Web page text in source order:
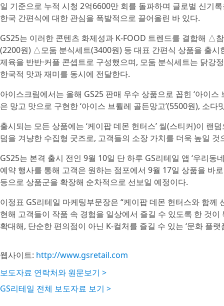
일 기준으로 누적 시청 2억6600만 회를 돌파하며 글로벌 신기
한국 간편식에 대한 관심을 폭발적으로 끌어올린 바 있다.
GS25는 이러한 콘텐츠 화제성과 K-FOOD 트렌드를 결합해
(2200원) △모둠 분식세트(3400원) 등 대표 간편식 상품을 출시
제육을 반반·커플 콘셉트로 구성했으며, 모둠 분식세트는 닭강
한국적 맛과 재미를 동시에 전달한다.
아이스크림에서는 올해 GS25 판매 우수 상품으로 꼽힌 ‘아이
은 망고 맛으로 구현한 ‘아이스 브륄레 골든망고’(5500원), 소
출시되는 모든 상품에는 ‘케이팝 데몬 헌터스’ 씰(스티커)이
덤을 겨냥한 수집형 굿즈로, 고객들의 소장 가치를 더욱 높일 것
GS25는 본격 출시 전인 9월 10일 단 하루 GS리테일 앱 ‘우리
예약 행사를 통해 고객은 원하는 점포에서 9월 17일 상품을 바
등으로 상품군을 확장해 순차적으로 선보일 예정이다.
이정표 GS리테일 마케팅부문장은 “케이팝 데몬 헌터스와 함
현해 고객들이 작품 속 경험을 일상에서 즐길 수 있도록 한 것
확대해, 단순한 편의점이 아닌 K-컬처를 즐길 수 있는 ‘문화 플
웹사이트: http://www.gsretail.com
보도자료 연락처와 원문보기 >
GS리테일 전체 보도자료 보기 >